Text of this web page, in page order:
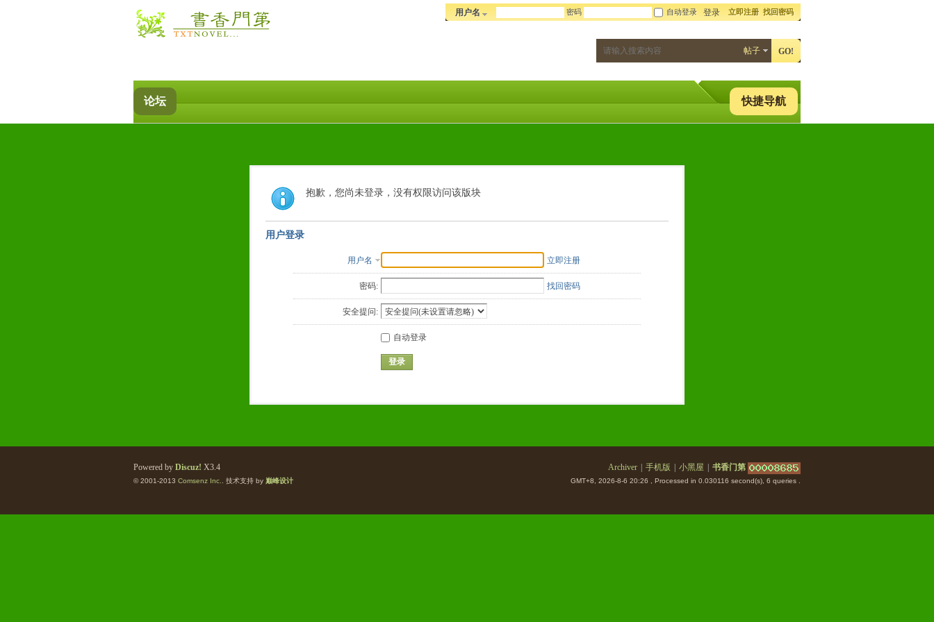
用户名 密码 自动登录 登录 立即注册 找回密码
帖子 GO!
快捷导航
论坛
抱歉，您尚未登录，没有权限访问该版块
用户登录
用户名 立即注册
密码: 找回密码
安全提问:
自动登录
登录
Archiver 手机版 小黑屋 书香门第
GMT+8, 2026-8-6 20:26 , Processed in 0.030116 second(s), 6 queries .
Powered by Discuz! X3.4
© 2001-2013 Comsenz Inc. . 技术支持 by 巅峰设计